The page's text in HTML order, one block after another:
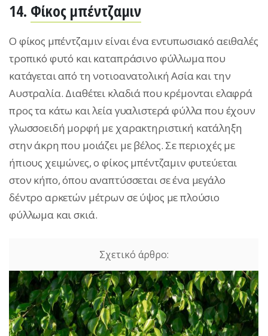
14. Φίκος μπέντζαμιν
O φίκος μπέντζαμιν είναι ένα εντυπωσιακό αειθαλές
τροπικό φυτό και καταπράσινο φύλλωμα που
κατάγεται από τη νοτιοανατολική Ασία και την
Αυστραλία. Διαθέτει κλαδιά που κρέμονται ελαφρά
προς τα κάτω και λεία γυαλιστερά φύλλα που έχουν
γλωσσοειδή μορφή με χαρακτηριστική κατάληξη
στην άκρη που μοιάζει με βέλος. Σε περιοχές με
ήπιους χειμώνες, ο φίκος μπέντζαμιν φυτεύεται
στον κήπο, όπου αναπτύσσεται σε ένα μεγάλο
δέντρο αρκετών μέτρων σε ύψος με πλούσιο
φύλλωμα και σκιά.